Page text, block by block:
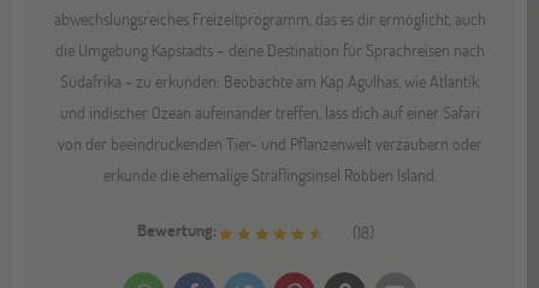
abwechslungsreiches Freizeitprogramm, das es dir ermöglicht, auch
die Umgebung Kapstadts – deine Destination für Sprachreisen nach
Südafrika - zu erkunden: Beobachte am Kap Agulhas, wie Atlantik
und indischer Ozean aufeinander treffen, lass dich auf einer Safari
von der beeindruckenden Tier- und Pflanzenwelt verzaubern oder
erkunde die ehemalige Sträflingsinsel Robben Island.
Bewertung: (18)